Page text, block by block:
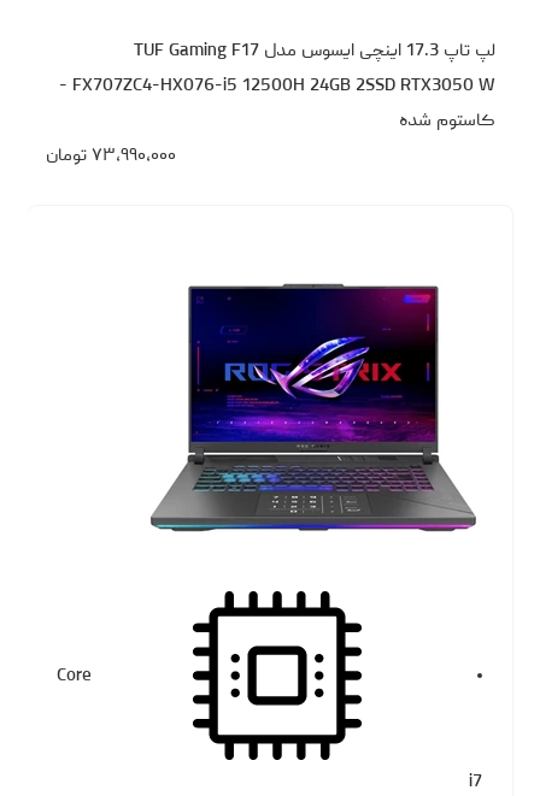
لپ تاپ 17.3 اینچی ایسوس مدل TUF Gaming F17
FX707ZC4-HX076-i5 12500H 24GB 2SSD RTX3050 W -
کاستوم شده
۷۳،۹۹۰،۰۰۰ تومان
Core
i7